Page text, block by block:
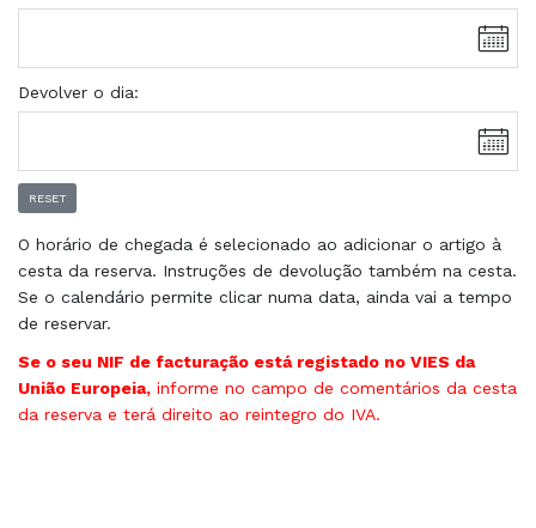
Devolver o dia:
RESET
O horário de chegada é selecionado ao adicionar o artigo à
cesta da reserva. Instruções de devolução também na cesta.
Se o calendário permite clicar numa data, ainda vai a tempo
de reservar.
Se o seu NIF de facturação está registado no VIES da
União Europeia, informe no campo de comentários da cesta
da reserva e terá direito ao reintegro do IVA.